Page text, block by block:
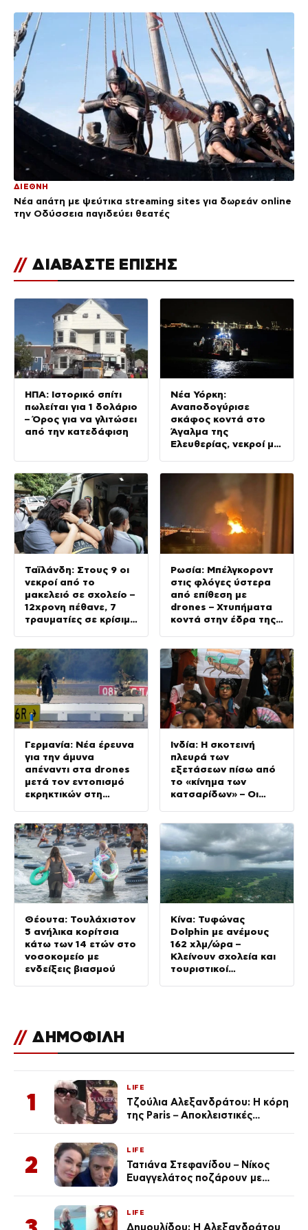
ΔΙΕΘΝΗ
Νέα απάτη με ψεύτικα streaming sites για δωρεάν online
την Οδύσσεια παγιδεύει θεατές
// ΔΙΑΒΑΣΤΕ ΕΠΙΣΗΣ
ΗΠΑ: Ιστορικό σπίτι
πωλείται για 1 δολάριο
– Όρος για να γλιτώσει
από την κατεδάφιση
Νέα Υόρκη:
Αναποδογύρισε
σκάφος κοντά στο
Άγαλμα της
Ελευθερίας, νεκροί μία
Ταϊλάνδη: Στους 9 οι
νεκροί από το
μακελειό σε σχολείο –
12χρονη πέθανε, 7
τραυματίες σε κρίσιμη
Ρωσία: Μπέλγκοροντ
στις φλόγες ύστερα
από επίθεση με
drones – Χτυπήματα
κοντά στην έδρα της
Γερμανία: Νέα έρευνα
για την άμυνα
απέναντι στα drones
μετά τον εντοπισμό
εκρηκτικών στη
Ινδία: Η σκοτεινή
πλευρά των
εξετάσεων πίσω από
το «κίνημα των
κατσαρίδων» – Οι
Θέουτα: Τουλάχιστον
5 ανήλικα κορίτσια
κάτω των 14 ετών στο
νοσοκομείο με
ενδείξεις βιασμού
Κίνα: Τυφώνας
Dolphin με ανέμους
162 χλμ/ώρα –
Κλείνουν σχολεία και
τουριστικοί
// ΔΗΜΟΦΙΛΗ
1
LIFE
Τζούλια Αλεξανδράτου: Η κόρη
της Paris – Αποκλειστικές
2
LIFE
Τατιάνα Στεφανίδου – Νίκος
Ευαγγελάτος ποζάρουν με
LIFE
Δημουλίδου: Η Αλεξανδράτου